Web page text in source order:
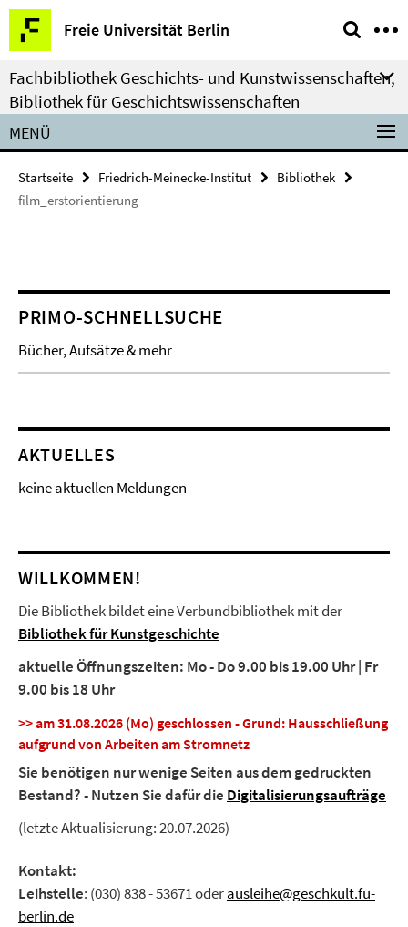
Springe
direkt
zu
Inhalt
Freie Universität Berlin
Service-
Navigation
Fachbibliothek Geschichts- und Kunstwissenschaften,
Bibliothek für Geschichtswissenschaften
MENÜ
Startseite Friedrich-Meinecke-Institut
Bibliothek
film_erstorientierung
PRIMO-SCHNELLSUCHE
Bücher, Aufsätze & mehr
AKTUELLES
keine aktuellen Meldungen
WILLKOMMEN!
Die Bibliothek bildet eine Verbundbibliothek mit der
Bibliothek für Kunstgeschichte
aktuelle Öffnungszeiten: Mo - Do 9.00 bis 19.00 Uhr | Fr
9.00 bis 18 Uhr
>> am 31.08.2026 (Mo) geschlossen - Grund: Hausschließung
aufgrund von Arbeiten am Stromnetz
Sie benötigen nur wenige Seiten aus dem gedruckten
Bestand? - Nutzen Sie dafür die Digitalisierungsaufträge
(letzte Aktualisierung: 20.07.2026)
Kontakt:
Leihstelle: (030) 838 - 53671 oderausleihe@geschkult.fu-
berlin.de